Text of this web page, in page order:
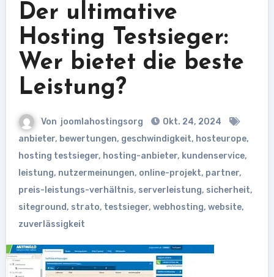
Der ultimative
Hosting Testsieger:
Wer bietet die beste
Leistung?
Von joomlahostingsorg
Okt. 24, 2024
anbieter, bewertungen, geschwindigkeit, hosteurope,
hosting testsieger, hosting-anbieter, kundenservice,
leistung, nutzermeinungen, online-projekt, partner,
preis-leistungs-verhältnis, serverleistung, sicherheit,
siteground, strato, testsieger, webhosting, website,
zuverlässigkeit